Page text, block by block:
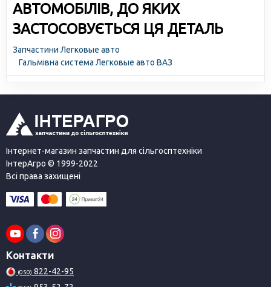
АВТОМОБІЛІВ, ДО ЯКИХ
ЗАСТОСОВУЄТЬСЯ ЦЯ ДЕТАЛЬ
Запчастини Легковые авто
Гальмівна система Легковые авто ВАЗ
Інтернет-магазин запчастин для сільгосптехніки
ІнтерАгро © 1999-2022
Всі права захищені
Контакти
(050) 822-42-95